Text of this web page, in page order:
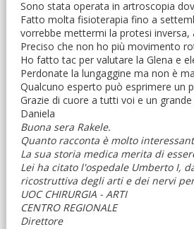
Sono stata operata in artroscopia
Fatto molta fisioterapia fino a
vorrebbe mettermi la protesi
Preciso che non ho più movimento
Ho fatto tac per valutare la Glena e
Perdonate la lungaggine ma non è
Qualcuno esperto può esprimere un
Grazie di cuore a tutti voi e un
Daniela
Buona sera Rakele.
Quanto racconta è molto
La sua storia medica merita di
Lei ha citato l'ospedale Umberto I,
ricostruttiva degli arti e dei nervi
UOC CHIRURGIA - ARTI
CENTRO REGIONALE
Direttore